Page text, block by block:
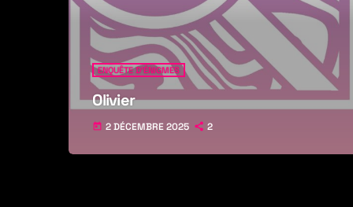
ENQUÊTE D'ÉNIGMES
Olivier
today 2 DÉCEMBRE 2025 2